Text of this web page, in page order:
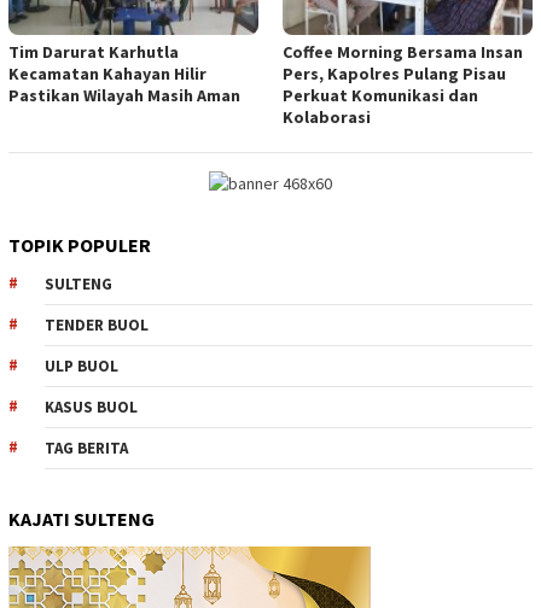
Tim Darurat Karhutla
Kecamatan Kahayan Hilir
Pastikan Wilayah Masih Aman
Coffee Morning Bersama Insan
Pers, Kapolres Pulang Pisau
Perkuat Komunikasi dan
Kolaborasi
TOPIK POPULER
SULTENG
TENDER BUOL
ULP BUOL
KASUS BUOL
TAG BERITA
KAJATI SULTENG